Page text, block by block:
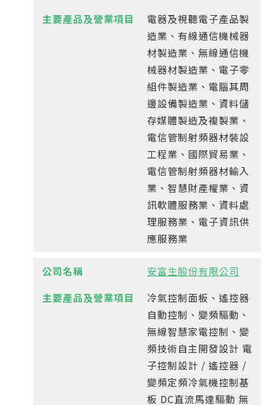
電器及視聽電子產品製
造業、有線通信機械器
材製造業、無線通信機
械器材製造業、電子零
組件製造業、電腦其周
邊設備製造業、資料儲
存媒體製造及複製業、
電信管制射頻器材裝設
工程業、國際貿易業、
電信管制射頻器材輸入
業、智慧財產權業、資
訊軟體服務業、資料處
理服務業、電子資訊供
應服務業
安富生股份有限公司
冷氣控制面板、遙控器
自動控制、變頻驅動、
無線智慧家電控制、變
頻技術自主開發設計 電
子控制設計 / 遙控器 /
變頻定頻冷氣機控制基
板 DC直流馬達驅動 無